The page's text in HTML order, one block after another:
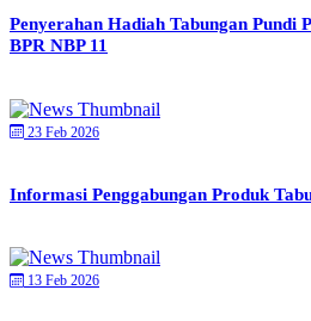
Penyerahan Hadiah Tabungan Pundi
BPR NBP 11
23 Feb 2026
Informasi Penggabungan Produk
13 Feb 2026